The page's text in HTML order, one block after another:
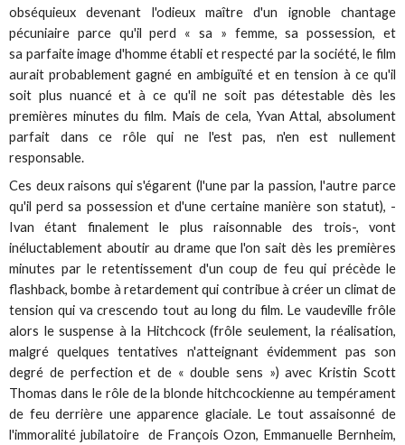
obséquieux devenant l'odieux maître d'un ignoble chantage
pécuniaire parce qu'il perd « sa » femme, sa possession, et
sa parfaite image d'homme établi et respecté par la société, le film
aurait probablement gagné en ambiguïté et en tension à ce qu'il
soit plus nuancé et à ce qu'il ne soit pas détestable dès les
premières minutes du film. Mais de cela, Yvan Attal, absolument
parfait dans ce rôle qui ne l'est pas, n'en est nullement
responsable.
Ces deux raisons qui s'égarent (l'une par la passion, l'autre parce
qu'il perd sa possession et d'une certaine manière son statut), -
Ivan étant finalement le plus raisonnable des trois-, vont
inéluctablement aboutir au drame que l'on sait dès les premières
minutes par le retentissement d'un coup de feu qui précède le
flashback, bombe à retardement qui contribue à créer un climat de
tension qui va crescendo tout au long du film. Le vaudeville frôle
alors le suspense à la Hitchcock (frôle seulement, la réalisation,
malgré quelques tentatives n'atteignant évidemment pas son
degré de perfection et de « double sens ») avec Kristin Scott
Thomas dans le rôle de la blonde hitchcockienne au tempérament
de feu derrière une apparence glaciale. Le tout assaisonné de
l'immoralité jubilatoire de François Ozon, Emmanuelle Bernheim,